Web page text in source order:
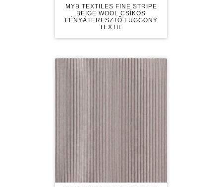
MYB TEXTILES FINE STRIPE
BEIGE WOOL CSÍKOS
FÉNYÁTERESZTŐ FÜGGÖNY
TEXTIL